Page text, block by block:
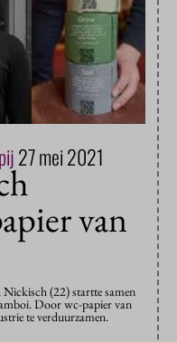
27 mei 2021
van
(22) startte samen
Door wc-papier van
te verduurzamen.